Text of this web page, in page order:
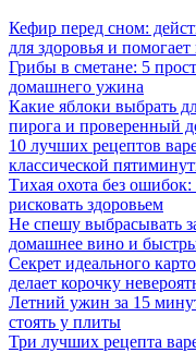
Кефир перед сном:
для здоровья и помогает
Грибы в сметане: 5
домашнего ужина
Какие яблоки выбрать
пирога и проверенный
10 лучших рецептов
классической
Тихая охота без
рисковать здоровьем
Не спешу выбрасывать
домашнее вино и
Секрет идеального
делает корочку
Летний ужин за 15
стоять у плиты
Три лучших рецепта